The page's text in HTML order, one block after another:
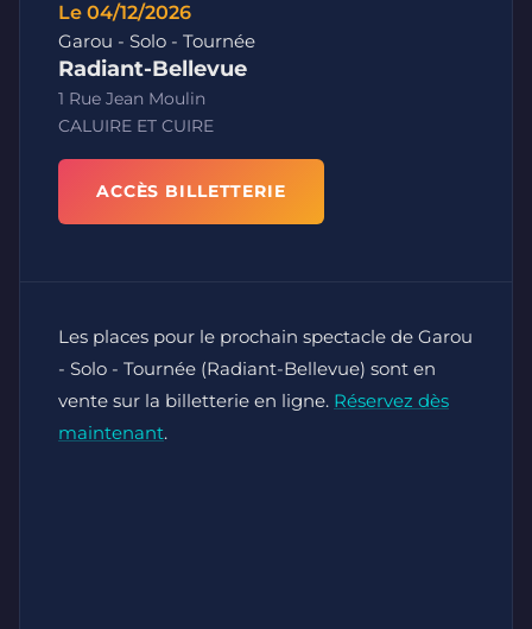
Le 04/12/2026
Garou - Solo - Tournée
Radiant-Bellevue
1 Rue Jean Moulin
CALUIRE ET CUIRE
ACCÈS BILLETTERIE
Les places pour le prochain spectacle de Garou
- Solo - Tournée (Radiant-Bellevue) sont en
vente sur la billetterie en ligne. Réservez dès
maintenant.